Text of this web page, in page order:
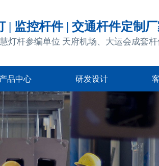
| 监控杆件 | 交通杆件定制
灯杆参编单位 天府机场、大运会成套
产品中心 研发设计